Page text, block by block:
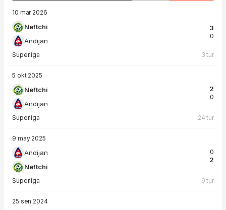
10 mar 2026
Neftchi
Andijan
3
0
Superliga 3 tur
5 okt 2025
Neftchi
Andijan
2
0
Superliga 24 tur
9 may 2025
Andijan
Neftchi
0
2
Superliga 9 tur
25 sen 2024